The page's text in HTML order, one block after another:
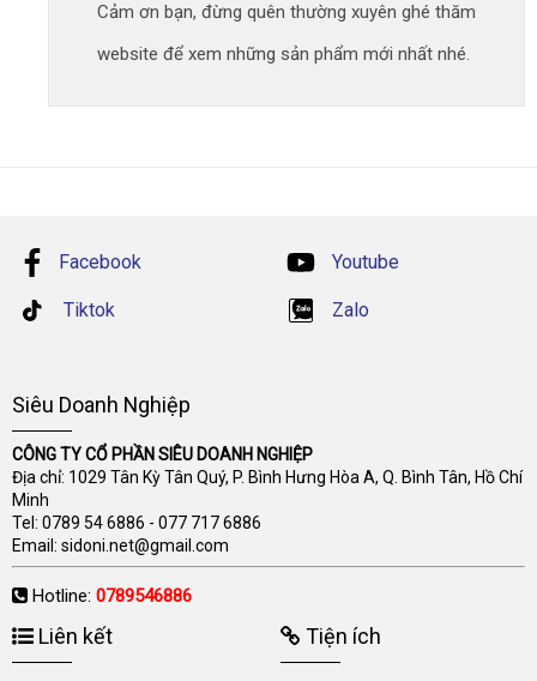
Cảm ơn bạn, đừng quên thường xuyên ghé thăm
website để xem những sản phẩm mới nhất nhé.
Facebook Youtube
Tiktok Zalo
Siêu Doanh Nghiệp
CÔNG TY CỔ PHẦN SIÊU DOANH NGHIỆP
Địa chỉ: 1029 Tân Kỳ Tân Quý, P. Bình Hưng Hòa A, Q. Bình Tân, Hồ Chí
Minh
Tel: 0789 54 6886 - 077 717 6886
Email: sidoni.net@gmail.com
Hotline: 0789546886
Liên kết Tiện ích